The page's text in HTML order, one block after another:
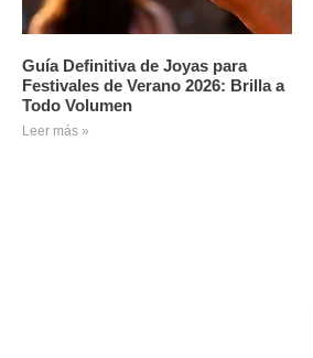
Guía Definitiva de Joyas para
Festivales de Verano 2026: Brilla a
Todo Volumen
Leer más »